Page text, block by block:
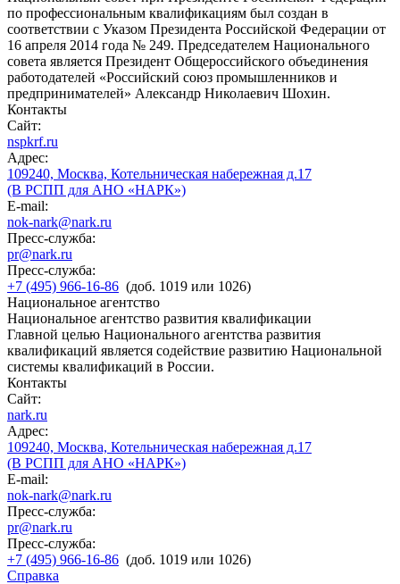
по профессиональным квалификациям был создан в
соответствии с Указом Президента Российской Федерации от
16 апреля 2014 года № 249. Председателем Национального
совета является Президент Общероссийского объединения
работодателей «Российский союз промышленников и
предпринимателей» Александр Николаевич Шохин.
Контакты
Сайт:
nspkrf.ru
Адрес:
109240, Москва, Котельническая набережная д.17
(В РСПП для АНО «НАРК»)
E-mail:
nok-nark@nark.ru
Пресс-служба:
pr@nark.ru
Пресс-служба:
+7 (495) 966-16-86 (доб. 1019 или 1026)
Национальное агентство
Национальное агентство развития квалификации
Главной целью Национального агентства развития
квалификаций является содействие развитию Национальной
системы квалификаций в России.
Контакты
Сайт:
nark.ru
Адрес:
109240, Москва, Котельническая набережная д.17
(В РСПП для АНО «НАРК»)
E-mail:
nok-nark@nark.ru
Пресс-служба:
pr@nark.ru
Пресс-служба:
+7 (495) 966-16-86 (доб. 1019 или 1026)
Справка